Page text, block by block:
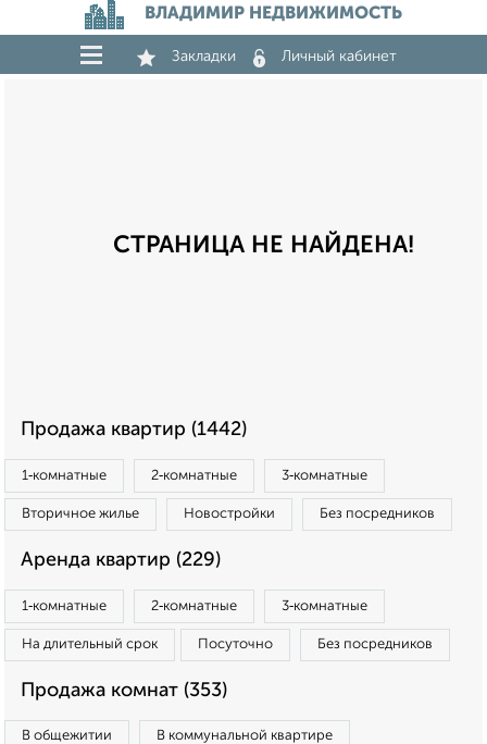
ВЛАДИМИР НЕДВИЖИМОСТЬ
Закладки Личный кабинет
СТРАНИЦА НЕ НАЙДЕНА!
Продажа квартир (1442)
1‑комнатные 2‑комнатные 3‑комнатные
Вторичное жилье Новостройки Без посредников
Аренда квартир (229)
1‑комнатные 2‑комнатные 3‑комнатные
На длительный срок Посуточно Без посредников
Продажа комнат (353)
В общежитии В коммунальной квартире